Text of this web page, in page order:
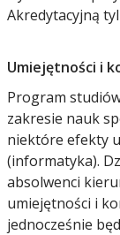
Akredytacyjną
Umiejętności i
Program
zakresie nauk
niektóre efekty
(informatyka).
absolwenci
umiejętności i
jednocześnie